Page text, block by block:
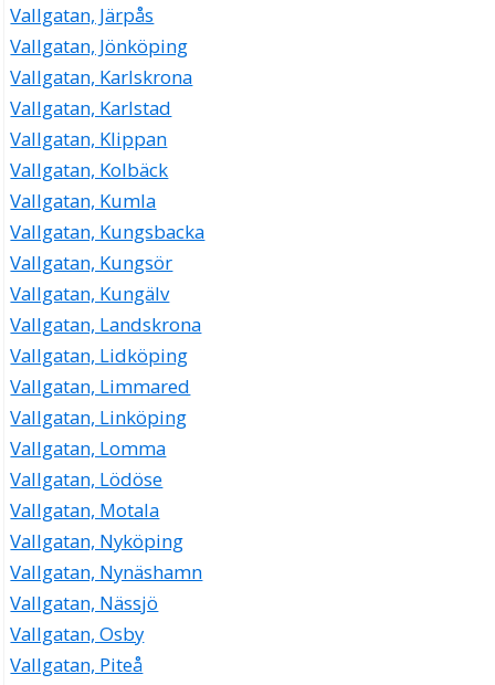
Vallgatan, Järpås
Vallgatan, Jönköping
Vallgatan, Karlskrona
Vallgatan, Karlstad
Vallgatan, Klippan
Vallgatan, Kolbäck
Vallgatan, Kumla
Vallgatan, Kungsbacka
Vallgatan, Kungsör
Vallgatan, Kungälv
Vallgatan, Landskrona
Vallgatan, Lidköping
Vallgatan, Limmared
Vallgatan, Linköping
Vallgatan, Lomma
Vallgatan, Lödöse
Vallgatan, Motala
Vallgatan, Nyköping
Vallgatan, Nynäshamn
Vallgatan, Nässjö
Vallgatan, Osby
Vallgatan, Piteå